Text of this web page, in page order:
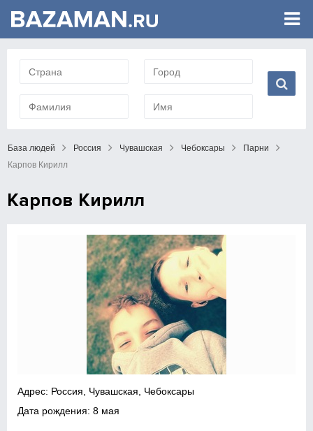
База людей Россия Чувашская Чебоксары
Парни
Карпов Кирилл
Карпов Кирилл
Адрес: Россия, Чувашская, Чебоксары
Дата рождения: 8 мая